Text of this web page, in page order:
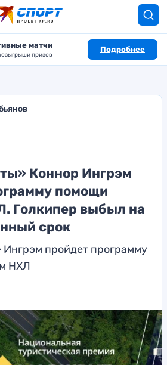
матчи
призов
Подробнее
Коннор Ингрэм
помощи
Голкипер выбыл на
срок
пройдет программу
НХЛ